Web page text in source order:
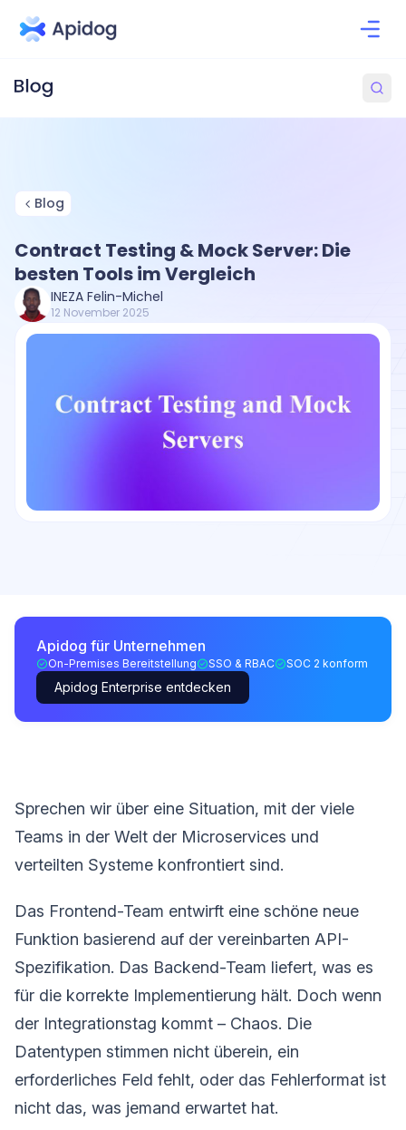
Blog
Contract Testing & Mock Server: Die
besten Tools im Vergleich
INEZA Felin-Michel
12 November 2025
Apidog für Unternehmen
On-Premises Bereitstellung SSO & RBAC SOC 2 konform
Apidog Enterprise entdecken
Sprechen wir über eine Situation, mit der viele
Teams in der Welt der Microservices und
verteilten Systeme konfrontiert sind.
Das Frontend-Team entwirft eine schöne neue
Funktion basierend auf der vereinbarten API-
Spezifikation. Das Backend-Team liefert, was es
für die korrekte Implementierung hält. Doch wenn
der Integrationstag kommt – Chaos. Die
Datentypen stimmen nicht überein, ein
erforderliches Feld fehlt, oder das Fehlerformat ist
nicht das, was jemand erwartet hat.